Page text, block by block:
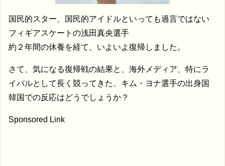
国民的スター、国民的アイドルといっても過言ではない
フィギアスケートの浅田真央選手
約２年間の休養を経て、いよいよ復帰しました。
さて、気になる復帰戦の結果と、海外メディア、特にラ
イバルとして長く競ってきた、キム・ヨナ選手の出身国
韓国での反応はどうでしょうか？
Sponsored Link